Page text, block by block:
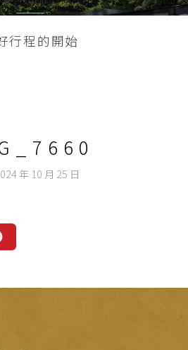
行程的開始
年 10 月 25 日